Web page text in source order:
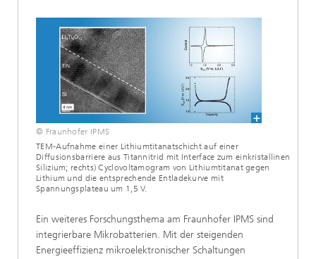
© Fraunhofer IPMS
TEM-Aufnahme einer Lithiumtitanatschicht auf einer
Diffusionsbarriere aus Titannitrid mit Interface zum einkristallinen
Silizium; rechts) Cyclovoltamogram von Lithiumtitanat gegen
Lithium und die entsprechende Entladekurve mit
Spannungsplateau um 1,5 V.
Ein weiteres Forschungsthema am Fraunhofer IPMS sind
integrierbare Mikrobatterien. Mit der steigenden
Energieeffizienz mikroelektronischer Schaltungen